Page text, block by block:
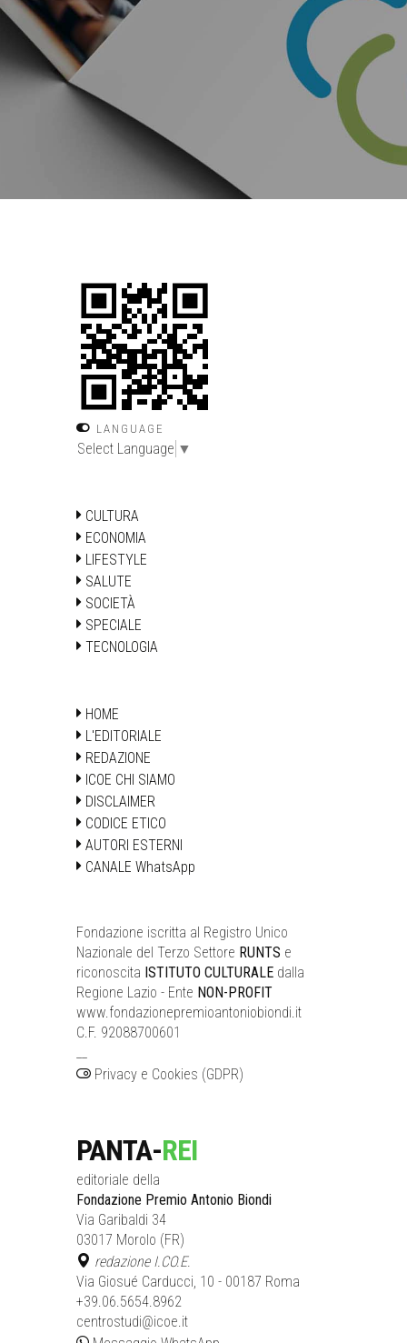
LANGUAGE
Select Language ▼
CULTURA
ECONOMIA
LIFESTYLE
SALUTE
SOCIETÀ
SPECIALE
TECNOLOGIA
HOME
L'EDITORIALE
REDAZIONE
ICOE CHI SIAMO
DISCLAIMER
CODICE ETICO
AUTORI ESTERNI
CANALE WhatsApp
Fondazione iscritta al Registro Unico
Nazionale del Terzo Settore RUNTS e
riconoscita ISTITUTO CULTURALE dalla
Regione Lazio - Ente NON-PROFIT
www.fondazionepremioantoniobiondi.it
C.F. 92088700601
Privacy e Cookies (GDPR)
PANTA-REI
editoriale della
Fondazione Premio Antonio Biondi
Via Garibaldi 34
03017 Morolo (FR)
redazione I.CO.E.
Via Giosué Carducci, 10 - 00187 Roma
+39.06.5654.8962
centrostudi@icoe.it